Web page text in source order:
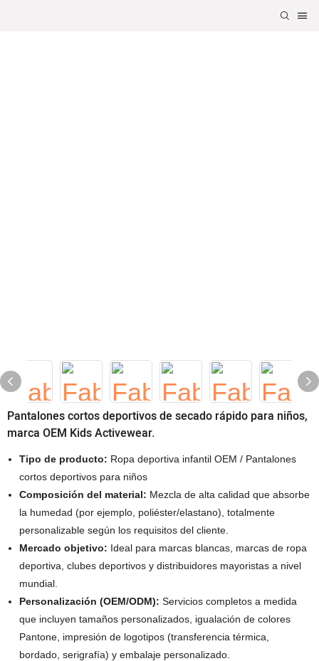
Pantalones cortos deportivos de secado rápido para niños,
marca OEM Kids Activewear.
Tipo de producto: Ropa deportiva infantil OEM / Pantalones
cortos deportivos para niños
Composición del material: Mezcla de alta calidad que absorbe
la humedad (por ejemplo, poliéster/elastano), totalmente
personalizable según los requisitos del cliente.
Mercado objetivo: Ideal para marcas blancas, marcas de ropa
deportiva, clubes deportivos y distribuidores mayoristas a nivel
mundial.
Personalización (OEM/ODM): Servicios completos a medida
que incluyen tamaños personalizados, igualación de colores
Pantone, impresión de logotipos (transferencia térmica,
bordado, serigrafía) y embalaje personalizado.